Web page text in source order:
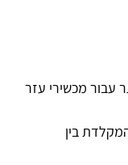
עבור מכשירי עזר
בין